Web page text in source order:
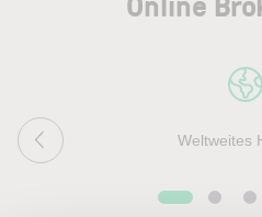
Weltweites